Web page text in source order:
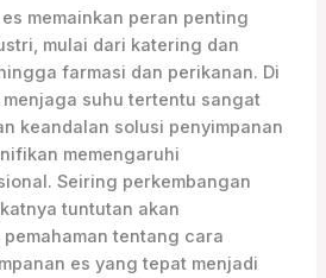
memainkan peran penting
mulai dari katering dan
farmasi dan perikanan. Di
suhu tertentu sangat
keandalan solusi penyimpanan
memengaruhi
Seiring perkembangan
tuntutan akan
tentang cara
es yang tepat menjadi